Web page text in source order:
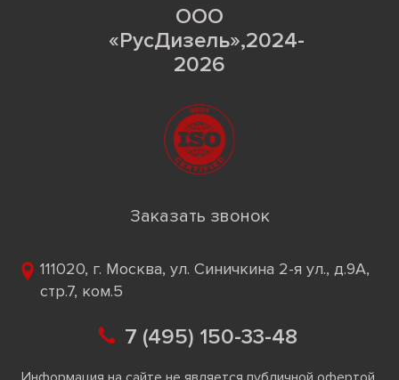
ООО
«РусДизель»,2024-
2026
Заказать звонок
111020, г. Москва, ул. Синичкина 2-я ул., д.9А,
стр.7, ком.5
7 (495) 150-33-48